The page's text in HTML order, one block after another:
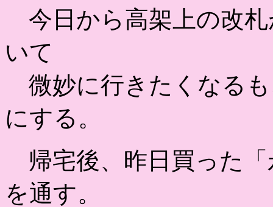
今日から高架上の改
いて
微妙に行きたくなる
にする。
帰宅後、昨日買った
を通す。